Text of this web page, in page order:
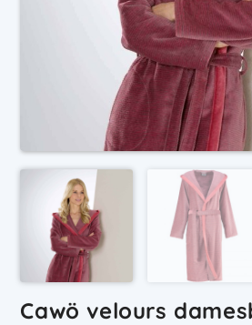
Cawö velours